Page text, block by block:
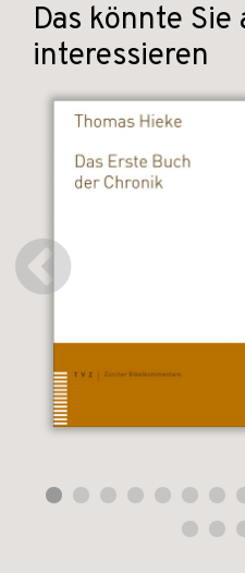
Das könnte Sie
interessieren